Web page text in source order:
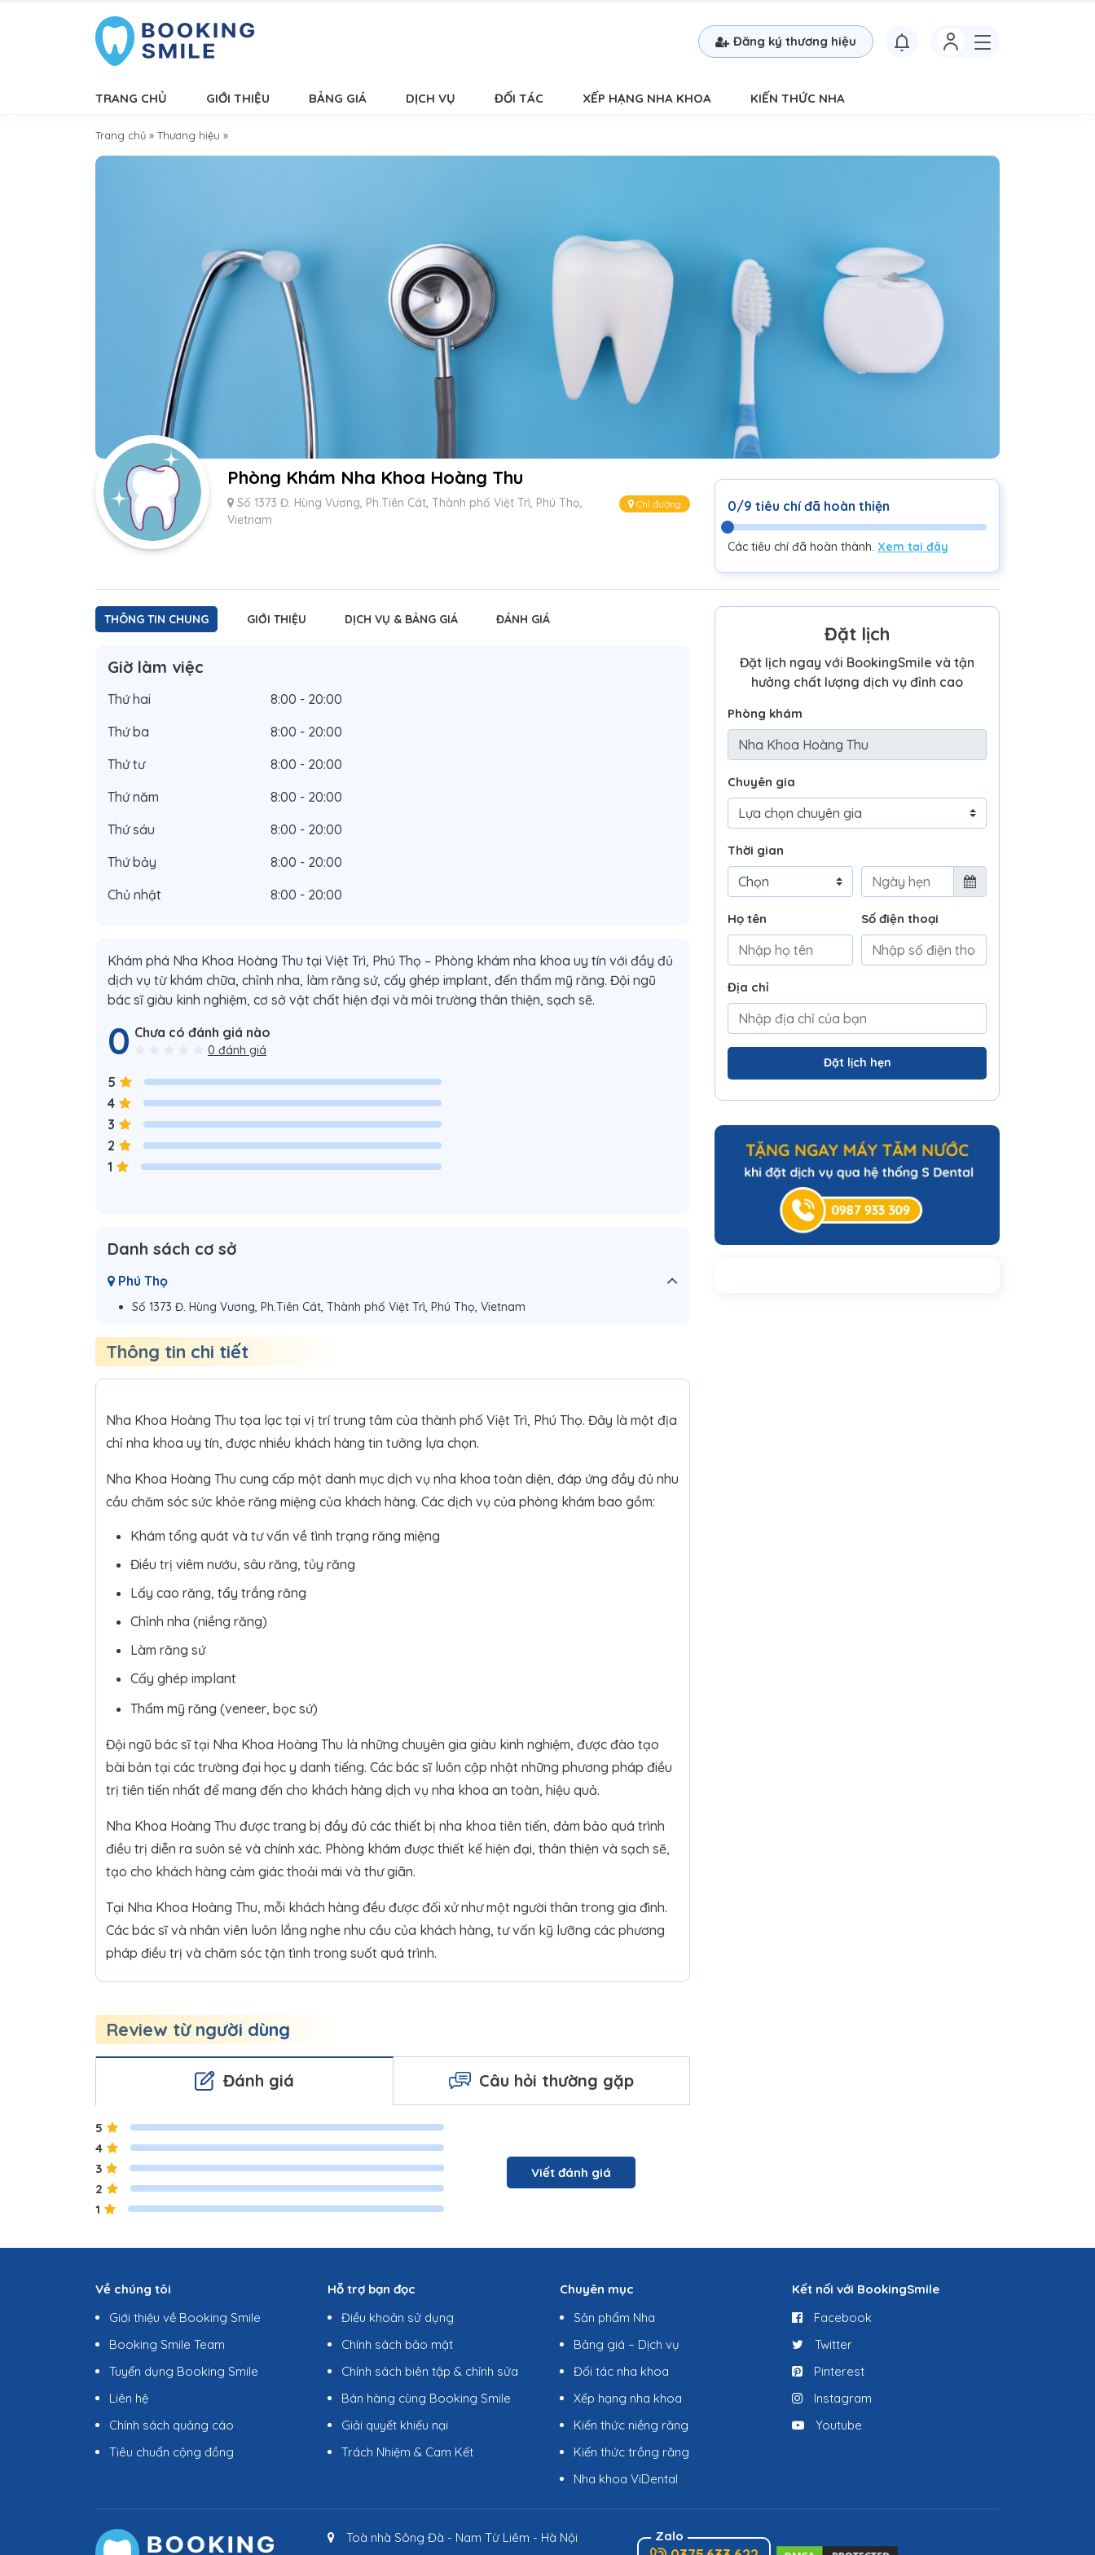
Đăng ký thương hiệu
TRANG CHỦ GIỚI THIỆU BẢNG GIÁ DỊCH VỤ ĐỐI TÁC XẾP HẠNG NHA KHOA KIẾN THỨC NHA
Trang chủ » Thương hiệu »
Phòng Khám Nha Khoa Hoàng Thu
Số 1373 Đ. Hùng Vương, Ph.Tiên Cát, Thành phố Việt Trì, Phú Thọ,
Vietnam
Chỉ đường 0/9 tiêu chí đã hoàn thiện
Các tiêu chí đã hoàn thành. Xem tại đây
THÔNG TIN CHUNG GIỚI THIỆU DỊCH VỤ & BẢNG GIÁ ĐÁNH GIÁ
Giờ làm việc
Thứ hai
8:00 - 20:00
Thứ ba
8:00 - 20:00
Thứ tư
8:00 - 20:00
Thứ năm
8:00 - 20:00
Thứ sáu
8:00 - 20:00
Thứ bảy
8:00 - 20:00
Chủ nhật
8:00 - 20:00
Khám phá Nha Khoa Hoàng Thu tại Việt Trì, Phú Thọ – Phòng khám nha khoa uy tín với đầy đủ
dịch vụ từ khám chữa, chỉnh nha, làm răng sứ, cấy ghép implant, đến thẩm mỹ răng. Đội ngũ
bác sĩ giàu kinh nghiệm, cơ sở vật chất hiện đại và môi trường thân thiện, sạch sẽ.
0 Chưa có đánh giá nào
0 đánh giá
5
4
3
2
1
Danh sách cơ sở
Phú Thọ
Số 1373 Đ. Hùng Vương, Ph.Tiên Cát, Thành phố Việt Trì, Phú Thọ, Vietnam
Thông tin chi tiết
Nha Khoa Hoàng Thu tọa lạc tại vị trí trung tâm của thành phố Việt Trì, Phú Thọ. Đây là một địa
chỉ nha khoa uy tín, được nhiều khách hàng tin tưởng lựa chọn.
Nha Khoa Hoàng Thu cung cấp một danh mục dịch vụ nha khoa toàn diện, đáp ứng đầy đủ nhu
cầu chăm sóc sức khỏe răng miệng của khách hàng. Các dịch vụ của phòng khám bao gồm:
Khám tổng quát và tư vấn về tình trạng răng miệng
Điều trị viêm nướu, sâu răng, tủy răng
Lấy cao răng, tẩy trắng răng
Chỉnh nha (niềng răng)
Làm răng sứ
Cấy ghép implant
Thẩm mỹ răng (veneer, bọc sứ)
Đội ngũ bác sĩ tại Nha Khoa Hoàng Thu là những chuyên gia giàu kinh nghiệm, được đào tạo
bài bản tại các trường đại học y danh tiếng. Các bác sĩ luôn cập nhật những phương pháp điều
trị tiên tiến nhất để mang đến cho khách hàng dịch vụ nha khoa an toàn, hiệu quả.
Nha Khoa Hoàng Thu được trang bị đầy đủ các thiết bị nha khoa tiên tiến, đảm bảo quá trình
điều trị diễn ra suôn sẻ và chính xác. Phòng khám được thiết kế hiện đại, thân thiện và sạch sẽ,
tạo cho khách hàng cảm giác thoải mái và thư giãn.
Tại Nha Khoa Hoàng Thu, mỗi khách hàng đều được đối xử như một người thân trong gia đình.
Các bác sĩ và nhân viên luôn lắng nghe nhu cầu của khách hàng, tư vấn kỹ lưỡng các phương
pháp điều trị và chăm sóc tận tình trong suốt quá trình.
Review từ người dùng
Đánh giá Câu hỏi thường gặp
5
4
3
2
1
Viết đánh giá
Đặt lịch
Đặt lịch ngay với BookingSmile và tận
hưởng chất lượng dịch vụ đỉnh cao
Phòng khám
Chuyên gia
Thời gian
Họ tên Số điện thoại
Địa chỉ
Đặt lịch hẹn
Về chúng tôi
Giới thiệu về Booking Smile
Booking Smile Team
Tuyển dụng Booking Smile
Liên hệ
Chính sách quảng cáo
Tiêu chuẩn cộng đồng
Hỗ trợ bạn đọc
Điều khoản sử dụng
Chính sách bảo mật
Chính sách biên tập & chỉnh sửa
Bán hàng cùng Booking Smile
Giải quyết khiếu nại
Trách Nhiệm & Cam Kết
Chuyên mục
Sản phẩm Nha
Bảng giá – Dịch vụ
Đối tác nha khoa
Xếp hạng nha khoa
Kiến thức niềng răng
Kiến thức trồng răng
Nha khoa ViDental
Kết nối với BookingSmile
Facebook
Twitter
Pinterest
Instagram
Youtube
Toà nhà Sông Đà - Nam Từ Liêm - Hà Nội Zalo